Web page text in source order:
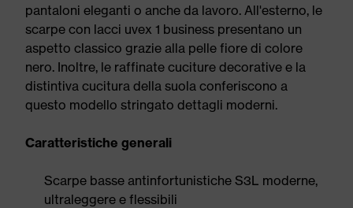
pantaloni eleganti o anche da lavoro. All'esterno, le
scarpe con lacci uvex 1 business presentano un
aspetto classico grazie alla pelle fiore di colore
nero. Inoltre, le raffinate cuciture decorative e la
distintiva cucitura della suola conferiscono a
questo modello stringato dettagli moderni.
Caratteristiche generali
Scarpe basse antinfortunistiche S3L moderne,
ultraleggere e flessibili